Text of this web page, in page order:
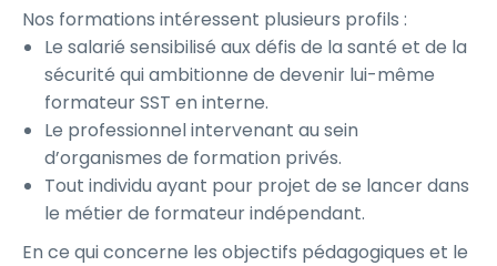
Nos formations intéressent plusieurs profils :
Le salarié sensibilisé aux défis de la santé et de la
sécurité qui ambitionne de devenir lui-même
formateur SST en interne.
Le professionnel intervenant au sein
d’organismes de formation privés.
Tout individu ayant pour projet de se lancer dans
le métier de formateur indépendant.
En ce qui concerne les objectifs pédagogiques et le